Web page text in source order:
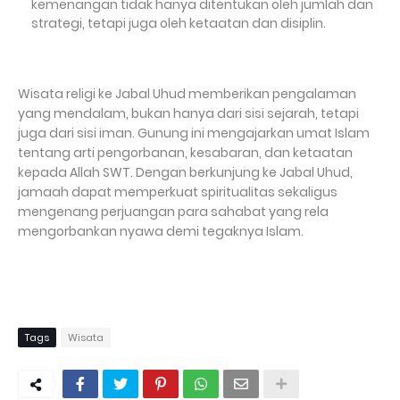
kemenangan tidak hanya ditentukan oleh jumlah dan
strategi, tetapi juga oleh ketaatan dan disiplin.
Wisata religi ke Jabal Uhud memberikan pengalaman
yang mendalam, bukan hanya dari sisi sejarah, tetapi
juga dari sisi iman. Gunung ini mengajarkan umat Islam
tentang arti pengorbanan, kesabaran, dan ketaatan
kepada Allah SWT. Dengan berkunjung ke Jabal Uhud,
jamaah dapat memperkuat spiritualitas sekaligus
mengenang perjuangan para sahabat yang rela
mengorbankan nyawa demi tegaknya Islam.
Tags Wisata